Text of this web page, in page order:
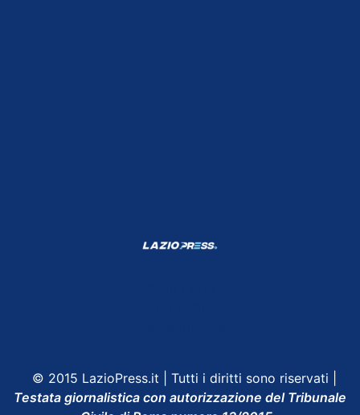
© 2015 LazioPress.it | Tutti i diritti sono riservati |
Testata giornalistica con autorizzazione del Tribunale